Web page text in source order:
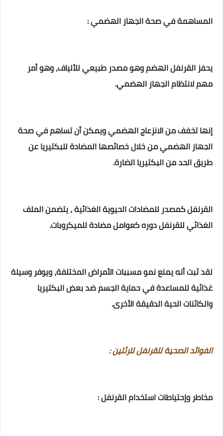
المساهمة في صحة الجهاز الهضمي :
يحفز القرنفل الهضم وهو مصدر طبيعي للألياف، وهو أمر
مهم لانتظام الجهاز الهضمي.
إنها تخفف من الانزعاج الهضمي ويمكن أن تساهم في صحة
الجهاز الهضمي من خلال خصائصها المضادة للبكتيريا عن
طريق الحد من البكتيريا الضارة.
القرنفل كمصدر للمضادات الحيوية الغذائية ، يتضمن الملف
الغذائي للقرنفل دوره كعوامل مضادة للميكروبات.
لقد ثبت أنه يمنع نمو مسببات الأمراض المختلفة، ويوفر وسيلة
غذائية للمساعدة في حماية الجسم ضد بعض البكتيريا
والكائنات الحية الدقيقة الأخرى.
الفوائد الصحية للقرنفل للرئتين :
مخاطر وإحتياطات استخدام القرنفل :